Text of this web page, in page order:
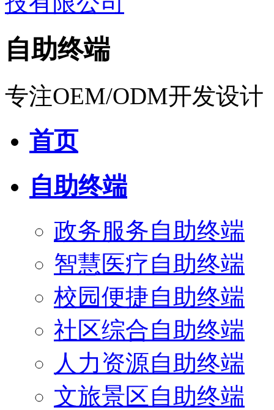
自助终端
专注OEM/ODM开发设计
首页
自助终端
政务服务自助终端
智慧医疗自助终端
校园便捷自助终端
社区综合自助终端
人力资源自助终端
文旅景区自助终端